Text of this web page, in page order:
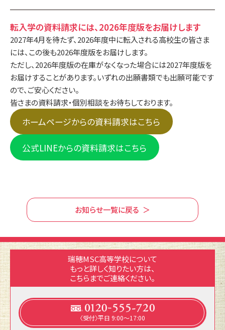
転入学の資料請求には、2026年度版をお届けします
2027年4月を待たず、2026年度中に転入される高校生の皆さま
には、この後も2026年度版をお届けします。
ただし、2026年度版の在庫がなくなった場合には2027年度版を
お届けすることがあります。いずれの出願書類でも出願可能です
ので、ご安心ください。
皆さまの資料請求・個別相談をお待ちしております。
ホームページからの資料請求はこちら
公式LINEからの資料請求はこちら
お知らせ一覧に戻る
瑞穂MSC高等学校について
もっと詳しく知りたい方は、
こちらまでご連絡ください。
〈受付〉平日 9:00～17:00